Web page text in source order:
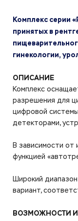
Комплекс серии
принятых в
гинекологии,
ОПИСАНИЕ
Комплекс
разрешения для
цифровой
детекторами,
В зависимости от
функцией
Широкий
вариант,
ВОЗМОЖНОСТИ